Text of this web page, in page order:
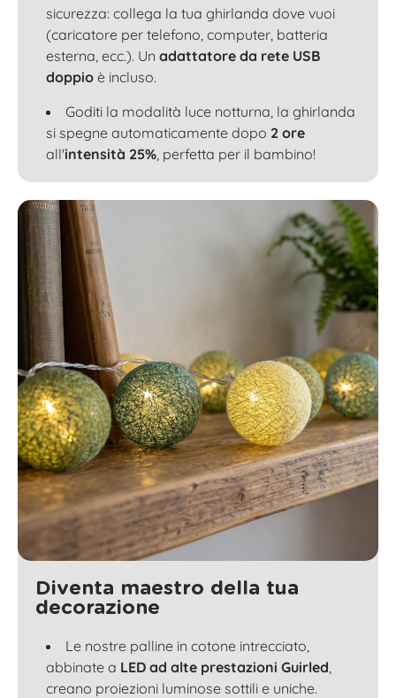
sicurezza: collega la tua ghirlanda dove vuoi
(caricatore per telefono, computer, batteria
esterna, ecc.). Un adattatore da rete USB
doppio è incluso.
Goditi la modalità luce notturna, la ghirlanda
si spegne automaticamente dopo 2 ore
all'intensità 25% , perfetta per il bambino!
Diventa maestro della tua
decorazione
Le nostre palline in cotone intrecciato,
abbinate a LED ad alte prestazioni Guirled
creano proiezioni luminose sottili e uniche.